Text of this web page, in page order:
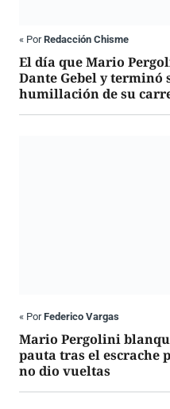
« PorRedacción Chisme
El día que Mario
Dante Gebel y
humillación de su
« PorFederico Vargas
Mario Pergolini
pauta tras el escrache
no dio vueltas